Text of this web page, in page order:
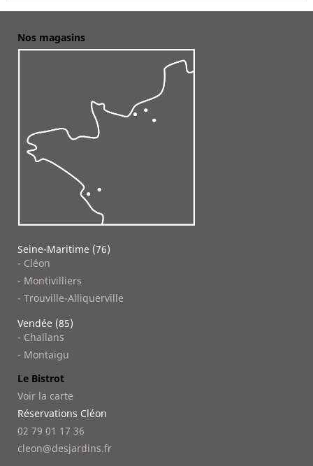
Nos magasins
Seine-Maritime (76)
- Cléon
- Montivilliers
- Trouville-Alliquerville
Vendée (85)
- Challans
- Montaigu
Le Bistrot
Voir la carte
Réservations Cléon
02 79 01 17 36
cleon@desjardins.fr